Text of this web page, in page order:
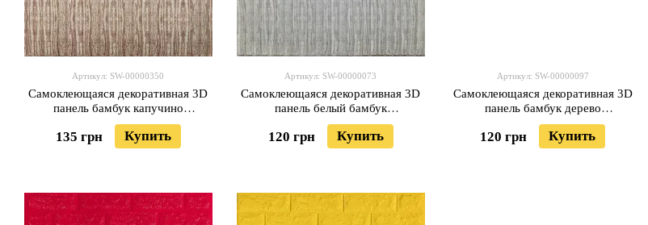
Артикул: SW-00000350
Самоклеющаяся декоративная 3D
панель бамбук капучино
700x700x8.5мм (077) SW-
00000350
135 грн Купить
Артикул: SW-00000073
Самоклеющаяся декоративная 3D
панель белый бамбук
700x700x8.5мм (071) SW-
00000073
120 грн Купить
Артикул: SW-00000097
Самоклеющаяся декоративная 3D
панель бамбук дерево
700x700x8.5мм (072) SW-
00000097
120 грн Купить